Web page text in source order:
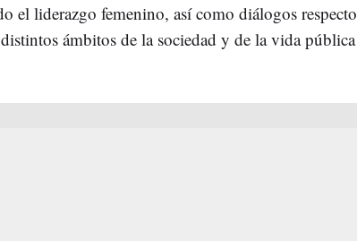
el liderazgo femenino, así como diálogos respecto
ámbitos de la sociedad y de la vida pública